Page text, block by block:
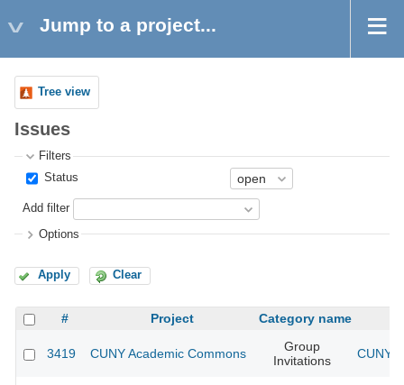
Jump to a project...
Tree view
Issues
Filters
Status
Add filter
Options
Apply Clear
# Project Category name
3419 CUNY Academic Commons
Group
Invitations
CUNY